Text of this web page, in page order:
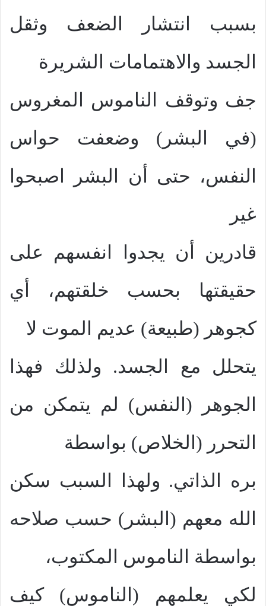
بسبب انتشار الضعف وثقل
الجسد والاهتمامات الشريرة
جف وتوقف الناموس المغروس
(في البشر) وضعفت حواس
النفس، حتى أن البشر اصبحوا
غير
قادرين أن يجدوا انفسهم على
حقيقتها بحسب خلقتهم، أي
كجوهر (طبيعة) عديم الموت لا
يتحلل مع الجسد. ولذلك فهذا
الجوهر (النفس) لم يتمكن من
التحرر (الخلاص) بواسطة
بره الذاتي. ولهذا السبب سكن
الله معهم (البشر) حسب صلاحه
بواسطة الناموس المكتوب،
لكي يعلمهم (الناموس) كيف